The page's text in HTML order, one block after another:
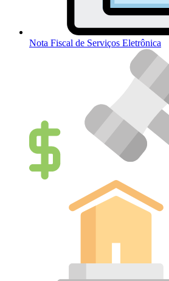
Nota Fiscal de Serviços Eletrônica